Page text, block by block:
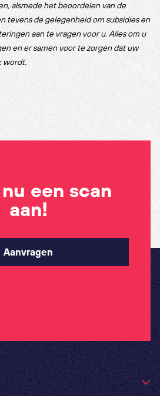
alsmede het beoordelen van de
tevens de gelegenheid om subsidies en
aan te vragen voor u. Alles om u
en er samen voor te zorgen dat uw
wordt.
een scan
aan!
Aanvragen